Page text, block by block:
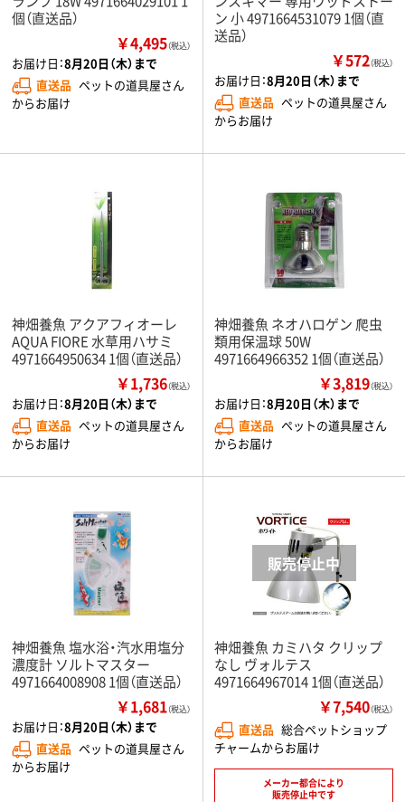
個（直送品）
￥4,495（税込）
お届け日：8月20日（木）まで
直送品 ペットの道具屋さん
からお届け
ン 小 4971664531079 1個（直
送品）
￥572（税込）
お届け日：8月20日（木）まで
直送品 ペットの道具屋さん
からお届け
神畑養魚 アクアフィオーレ
AQUA FIORE 水草用ハサミ
4971664950634 1個（直送品）
￥1,736（税込）
お届け日：8月20日（木）まで
直送品 ペットの道具屋さん
からお届け
神畑養魚 ネオハロゲン 爬虫
類用保温球 50W
4971664966352 1個（直送品）
￥3,819（税込）
お届け日：8月20日（木）まで
直送品 ペットの道具屋さん
からお届け
神畑養魚 塩水浴・汽水用塩分
濃度計 ソルトマスター
4971664008908 1個（直送品）
￥1,681（税込）
お届け日：8月20日（木）まで
直送品 ペットの道具屋さん
からお届け
神畑養魚 カミハタ クリップ
なし ヴォルテス
4971664967014 1個（直送品）
￥7,540（税込）
直送品 総合ペットショップ
チャームからお届け
メーカー都合により
販売停止中です